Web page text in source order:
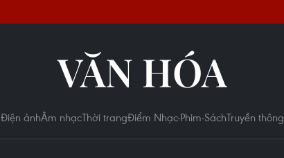
VĂN HÓA
Điện ảnhÂm nhạcThời trangĐiểm Nhạc-Phim-SáchTruyền thông